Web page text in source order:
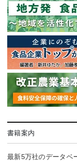
書籍案内
最新5万社のデータベ